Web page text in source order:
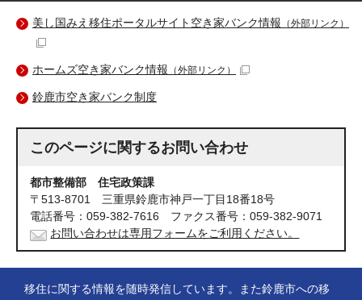
美し国みえ移住ポータルサイト空き家バンク情報 （外部リンク）
ホームズ空き家バンク情報 （外部リンク）
鈴鹿市空き家バンク制度
このページに関するお問い合わせ
都市整備部 住宅政策課
〒513-8701 三重県鈴鹿市神戸一丁目18番18号
電話番号：059-382-7616 ファクス番号：059-382-9071
お問い合わせは専用フォームをご利用ください。
移住に関する情報を随時発信しています。また鈴鹿市への移